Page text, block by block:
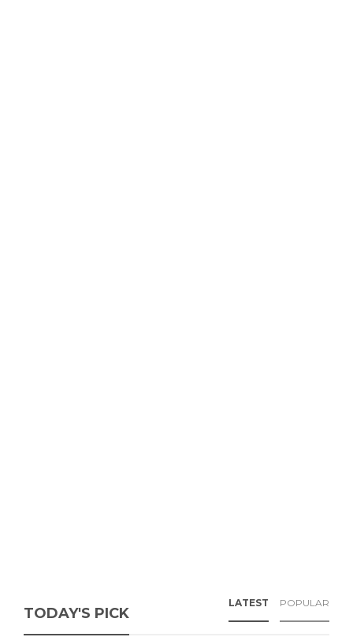
TODAY'S PICK
LATEST POPULAR